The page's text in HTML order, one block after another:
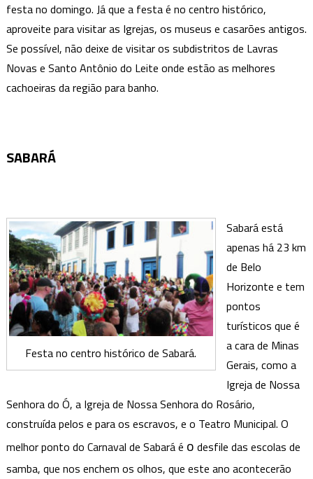
festa no domingo. Já que a festa é no centro histórico,
aproveite para visitar as Igrejas, os museus e casarões antigos.
Se possível, não deixe de visitar os subdistritos de Lavras
Novas e Santo Antônio do Leite onde estão as melhores
cachoeiras da região para banho.
SABARÁ
Festa no centro histórico de Sabará.
Sabará está
apenas há 23 km
de Belo
Horizonte e tem
pontos
turísticos que é
a cara de Minas
Gerais, como a
Igreja de Nossa
Senhora do Ó, a Igreja de Nossa Senhora do Rosário,
construída pelos e para os escravos, e o Teatro Municipal. O
melhor ponto do Carnaval de Sabará é o desfile das escolas de
samba, que nos enchem os olhos, que este ano acontecerão